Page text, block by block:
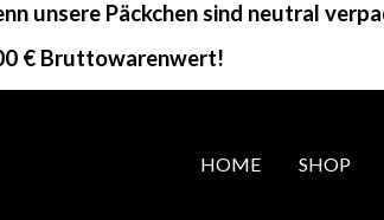
unsere Päckchen sind neutral
€ Bruttowarenwert!
HOME SHOP